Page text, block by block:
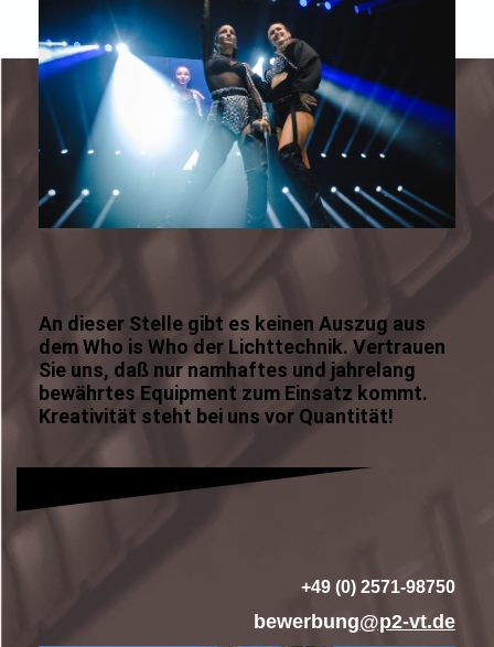
An dieser Stelle gibt es keinen Auszug aus
dem Who is Who der Lichttechnik. Vertrauen
Sie uns, daß nur namhaftes und jahrelang
bewährtes Equipment zum Einsatz kommt.
Kreativität steht bei uns vor Quantität!
+49 (0) 2571-98750
bewerbung@p2-vt.de